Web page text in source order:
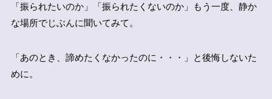
「振られたいのか」「振られたくないのか」もう一度、静か
な場所でじぶんに聞いてみて。
「あのとき、諦めたくなかったのに・・・」と後悔しないた
めに。